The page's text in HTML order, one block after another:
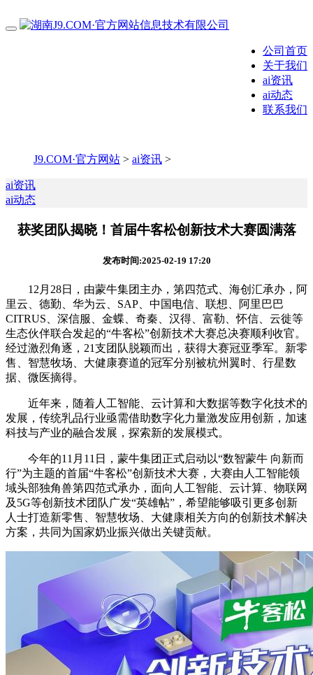
公司首页
关于我们
ai资讯
ai动态
联系我们
J9.COM·官方网站 > ai资讯 >
ai资讯
ai动态
获奖团队揭晓！首届牛客松创新技术大赛圆满落
发布时间:2025-02-19 17:20
12月28日，由蒙牛集团主办，第四范式、海创汇承办，阿
里云、德勤、华为云、SAP、中国电信、联想、阿里巴巴
CITRUS、深信服、金蝶、奇秦、汉得、富勒、怀信、云徙等
生态伙伴联合发起的“牛客松”创新技术大赛总决赛顺利收官。
经过激烈角逐，21支团队脱颖而出，获得大赛冠亚季军。新零
售、智慧牧场、大健康赛道的冠军分别被杭州翼时、行星数
据、微医摘得。
近年来，随着人工智能、云计算和大数据等数字化技术的
发展，传统乳品行业亟需借助数字化力量激发应用创新，加速
科技与产业的融合发展，探索新的发展模式。
今年的11月11日，蒙牛集团正式启动以“数智蒙牛 向新而
行”为主题的首届“牛客松”创新技术大赛，大赛由人工智能领
域头部独角兽第四范式承办，面向人工智能、云计算、物联网
及5G等创新技术团队广发“英雄帖”，希望能够吸引更多创新
人士打造新零售、智慧牧场、大健康相关方向的创新技术解决
方案，共同为国家奶业振兴做出关键贡献。